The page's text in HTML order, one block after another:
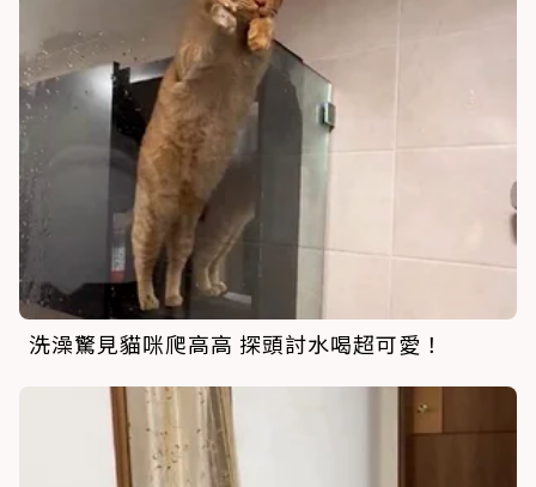
洗澡驚見貓咪爬高高 探頭討水喝超可愛！